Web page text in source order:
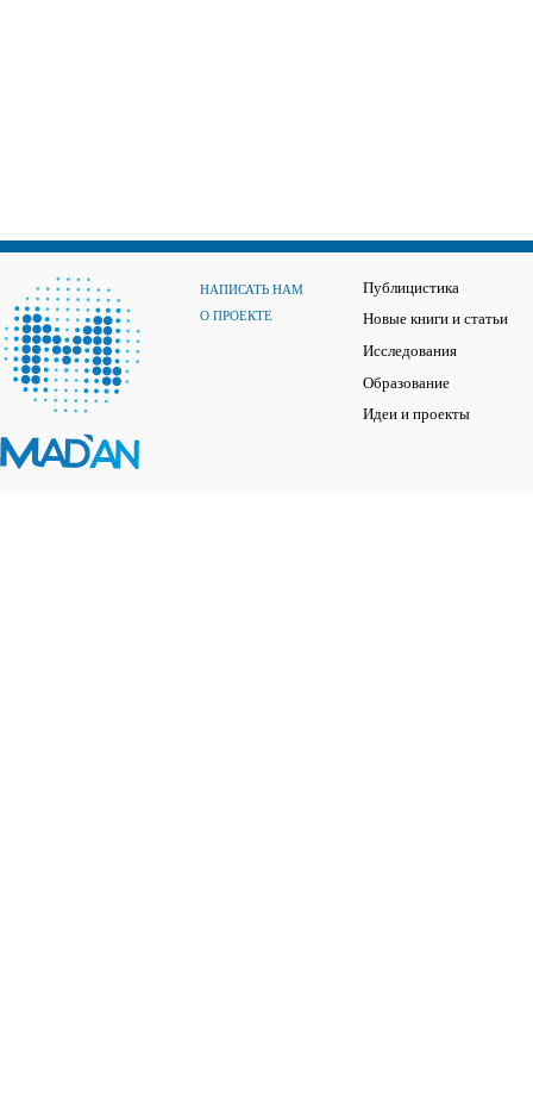
НАПИСАТЬ НАМ
О ПРОЕКТЕ
Публицистика
Новые книги и статьи
Исследования
Образование
Идеи и проекты